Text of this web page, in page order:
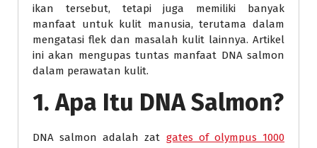
ikan tersebut, tetapi juga memiliki banyak
manfaat untuk kulit manusia, terutama dalam
mengatasi flek dan masalah kulit lainnya. Artikel
ini akan mengupas tuntas manfaat DNA salmon
dalam perawatan kulit.
1. Apa Itu DNA Salmon?
DNA salmon adalah zat gates of olympus 1000